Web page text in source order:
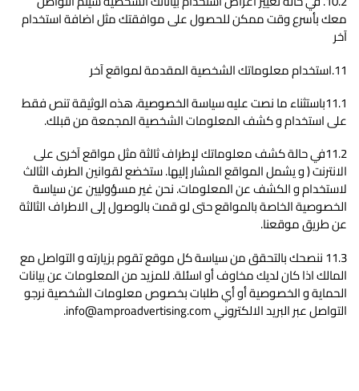
معك بأسرع وقت ممكن للحصول على موافقتك مثل اضافة استخدام
آخر
11.استخدام معلوماتك الشخصية المقدمة لمواقع آخر
11.1باستثناء ما نصت عليه سياسة الخصوصية، هذه الوثيقة تنص فقط
على استخدام و كشف المعلومات الشخصية المجمعة من قبلك.
11.2في حالة كشف معلوماتك لإطراف ثالثة مثل مواقع آخرى على
الانترنت ( و يشمل المواقع المشار إليها. ستخضع لقوانين الطرف الثالث
لاستخدام و الكشف عن المعلومات. نحن غير مسؤوليين عن سياسة
الخصوصية الخاصة بالمواقع حتى لو قمت بالوصول إلى الاطراف الثالثة
عن طريق موقعنا.
11.3 ننصحك بالتحقق من سياسة كل موقع تقوم بزيارته و التواصل مع
المالك اذا كان لديك مخاوف أو اسئلة. للمزيد من المعلومات عن بيانات
الحماية و الخصوصية أو أي طلبات بخصوص معلومات الشخصية نرجو
التواصل عبر البريد الالكتروني info@amproadvertising.com.